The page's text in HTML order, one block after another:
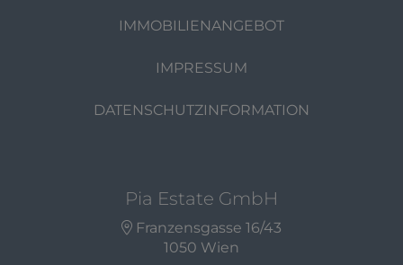
IMMOBILIENANGEBOT
IMPRESSUM
DATENSCHUTZINFORMATION
Pia Estate GmbH
Franzensgasse 16/43
1050 Wien